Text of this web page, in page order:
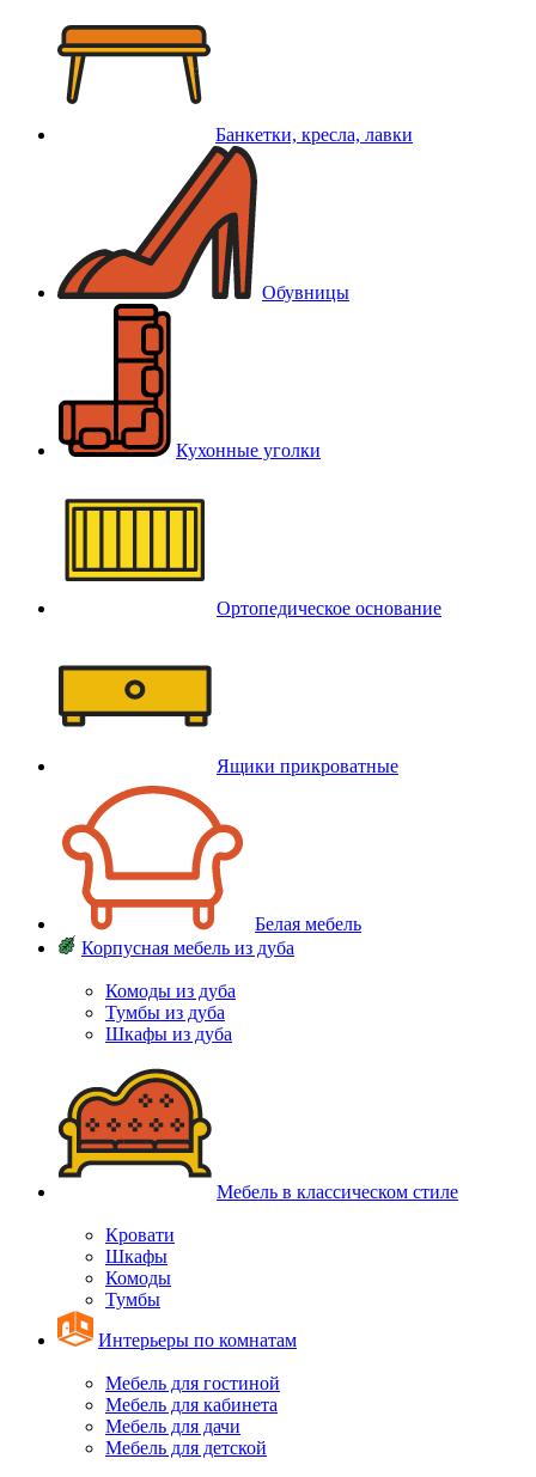
Банкетки, кресла, лавки
Обувницы
Кухонные уголки
Ортопедическое основание
Ящики прикроватные
Белая мебель
Корпусная мебель из дуба
Комоды из дуба
Тумбы из дуба
Шкафы из дуба
Мебель в классическом стиле
Кровати
Шкафы
Комоды
Тумбы
Интерьеры по комнатам
Мебель для гостиной
Мебель для кабинета
Мебель для дачи
Мебель для детской